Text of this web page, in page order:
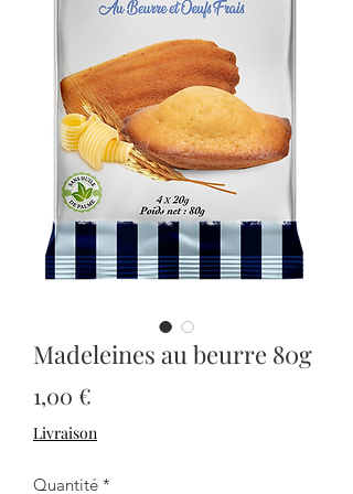
Madeleines au beurre 80g
1,00 €
Livraison
Quantité *